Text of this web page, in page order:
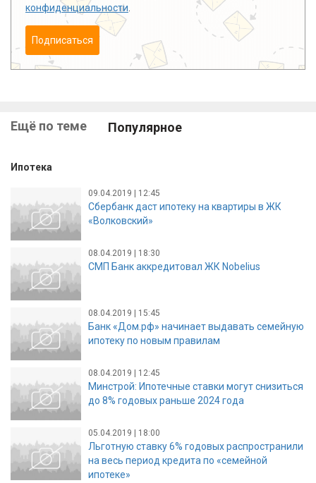
конфиденциальности
Подписаться
Ещё по теме Популярное
Ипотека
09.04.2019 | 12:45
Сбербанк даст ипотеку на квартиры в ЖК
«Волковский»
08.04.2019 | 18:30
СМП Банк аккредитовал ЖК Nobelius
08.04.2019 | 15:45
Банк «Дом.рф» начинает выдавать семейную
ипотеку по новым правилам
08.04.2019 | 12:45
Минстрой: Ипотечные ставки могут снизиться
до 8% годовых раньше 2024 года
05.04.2019 | 18:00
Льготную ставку 6% годовых распространили
на весь период кредита по «семейной
ипотеке»